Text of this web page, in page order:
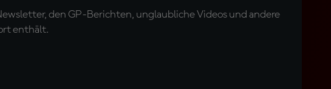
den GP-Berichten, unglaubliche Videos und andere
enthält.